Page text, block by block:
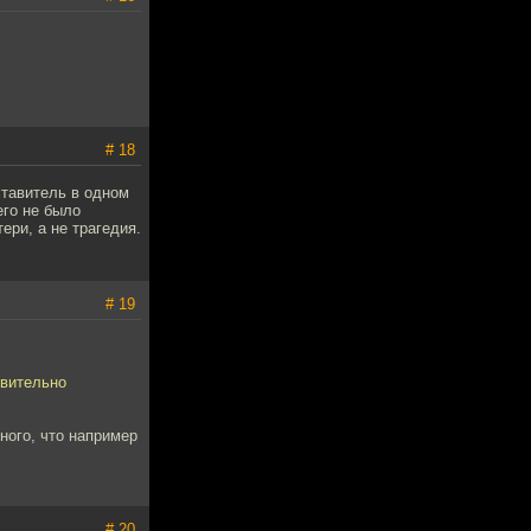
# 18
в одном
не было
а не трагедия.
# 19
что например